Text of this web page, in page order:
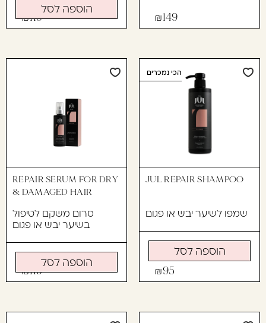
149
119
הוספה לסל
הכי נמכרים
JUL REPAIR SHAMPOO
שמפו לשיער יבש או פגום
95
הוספה לסל
REPAIR SERUM FOR DRY
& DAMAGED HAIR
סרום משקם לטיפול
בשיער יבש או פגום
119
הוספה לסל